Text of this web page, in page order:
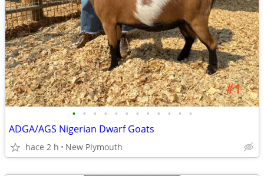
• • • • • • • • • • • •
ADGA/AGS Nigerian Dwarf Goats
hace 2 h New Plymouth